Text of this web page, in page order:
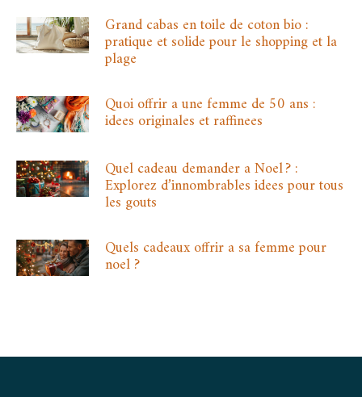
Grand cabas en toile de coton bio :
pratique et solide pour le shopping et la
plage
Quoi offrir a une femme de 50 ans :
idees originales et raffinees
Quel cadeau demander a Noel ? :
Explorez d’innombrables idees pour tous
les gouts
Quels cadeaux offrir a sa femme pour
noel ?